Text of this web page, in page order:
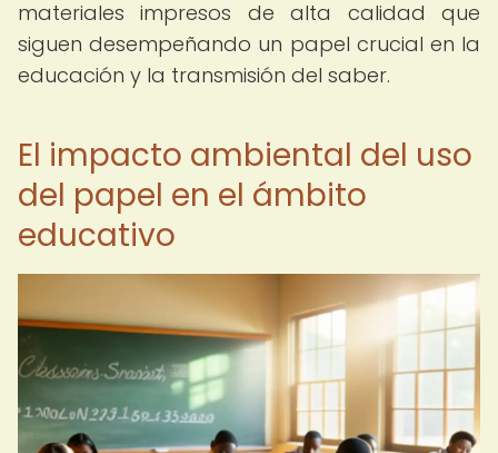
materiales impresos de alta calidad que
siguen desempeñando un papel crucial en la
educación y la transmisión del saber.
El impacto ambiental del uso
del papel en el ámbito
educativo